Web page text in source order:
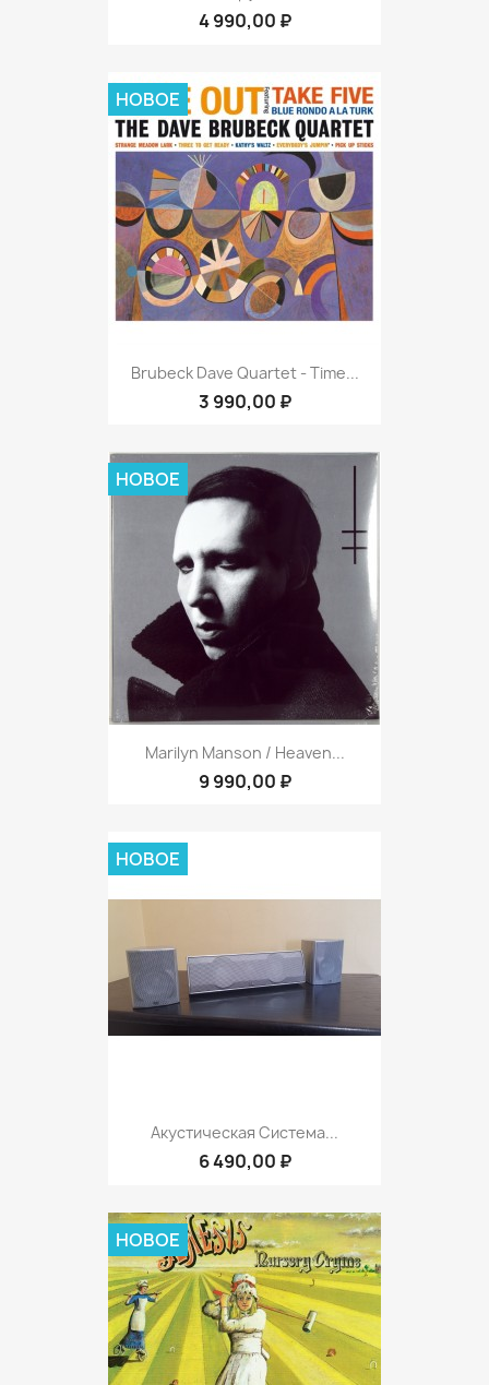
4 990,00 ₽
Brubeck Dave Quartet - Time...
3 990,00 ₽
НОВОЕ
Marilyn Manson / Heaven...
9 990,00 ₽
НОВОЕ
Акустическая Система...
6 490,00 ₽
НОВОЕ
НОВОЕ